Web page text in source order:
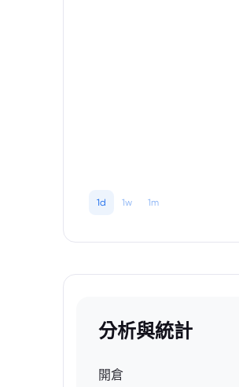
1d 1w 1m
分析與統計
開倉